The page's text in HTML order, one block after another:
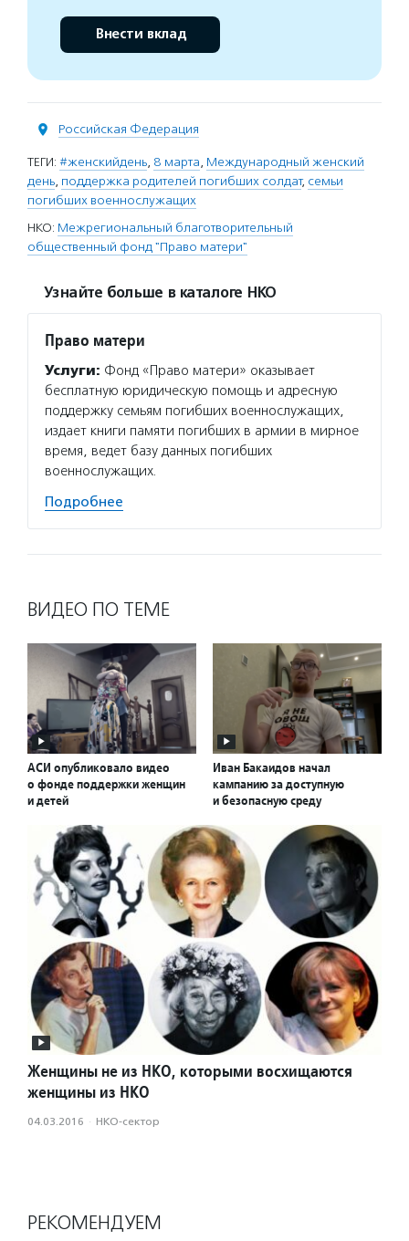
Внести вклад
Российская Федерация
ТЕГИ: #женскийдень, 8 марта, Международный женский
день, поддержка родителей погибших солдат, семьи
погибших военнослужащих
НКО: Межрегиональный благотворительный
общественный фонд "Право матери"
Узнайте больше в каталоге НКО
Право матери
Услуги: Фонд «Право матери» оказывает
бесплатную юридическую помощь и адресную
поддержку семьям погибших военнослужащих,
издает книги памяти погибших в армии в мирное
время, ведет базу данных погибших
военнослужащих.
Подробнее
ВИДЕО ПО ТЕМЕ
АСИ опубликовало видео
о фонде поддержки женщин
и детей
Иван Бакаидов начал
кампанию за доступную
и безопасную среду
Женщины не из НКО, которыми восхищаются
женщины из НКО
04.03.2016 · НКО-сектор
РЕКОМЕНДУЕМ